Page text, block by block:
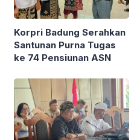
Korpri Badung Serahkan
Santunan Purna Tugas
ke 74 Pensiunan ASN